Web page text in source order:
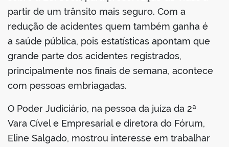
partir de um trânsito mais seguro. Com a
redução de acidentes quem também ganha é
a saúde pública, pois estatísticas apontam que
grande parte dos acidentes registrados,
principalmente nos finais de semana, acontece
com pessoas embriagadas.
O Poder Judiciário, na pessoa da juíza da 2ª
Vara Cível e Empresarial e diretora do Fórum,
Eline Salgado, mostrou interesse em trabalhar